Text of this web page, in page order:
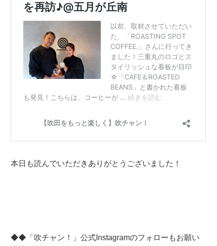
本日も読んでいただきありがとうございました！
◆◆「吹チャン！」公式Instagramのフォローもお願い